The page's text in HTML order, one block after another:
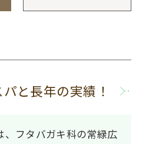
と長年の実績！
、フタバガキ科の常緑広